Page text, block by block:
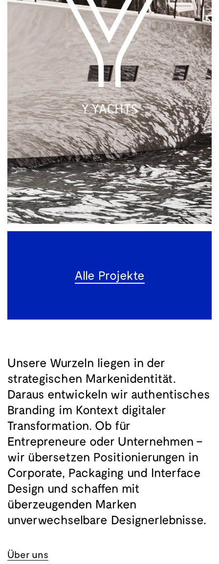
Alle Projekte
Unsere Wurzeln liegen in der
strategischen Markenidentität.
Daraus entwickeln wir authentisches
Branding im Kontext digitaler
Transformation. Ob für
Entrepreneure oder Unternehmen –
wir übersetzen Positionierungen in
Corporate, Packaging und Interface
Design und schaffen mit
überzeugenden Marken
unverwechselbare Designerlebnisse.
Lastschrift-Casinos bieten Spielern
Über uns